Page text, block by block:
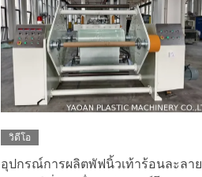
วิดีโอ
อุปกรณ์การผลิตพัฟนิ้วเท้าร้อนละลาย